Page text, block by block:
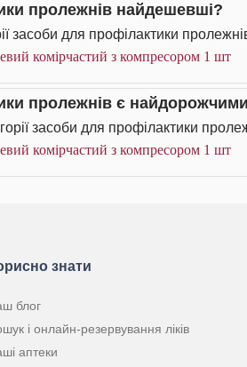
пролежнів найдешевші?
засоби для профілактики
комірчастий з компресором 1 шт
пролежнів є
засоби для профілактики
комірчастий з компресором 1 шт
знати
блог
і онлайн-резервування ліків
аптеки